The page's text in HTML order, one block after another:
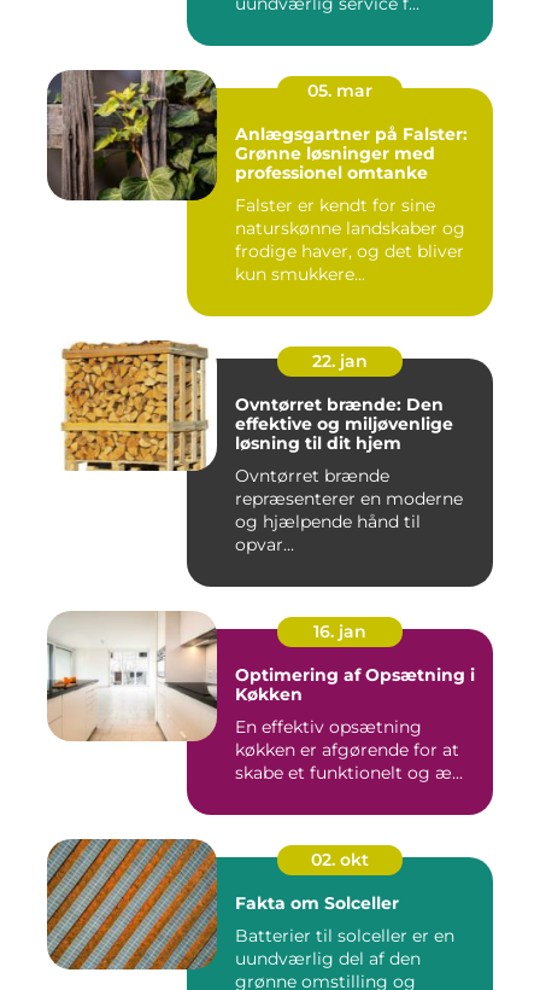
05. mar
Anlægsgartner på Falster:
Grønne løsninger med
professionel omtanke
Falster er kendt for sine
naturskønne landskaber og
frodige haver, og det bliver
kun smukkere...
22. jan
Ovntørret brænde: Den
effektive og miljøvenlige
løsning til dit hjem
Ovntørret brænde
repræsenterer en moderne
og hjælpende hånd til
opvar...
16. jan
Optimering af Opsætning i
Køkken
En effektiv opsætning
køkken er afgørende for at
skabe et funktionelt og æ...
02. okt
Fakta om Solceller
Batterier til solceller er en
uundværlig del af den
grønne omstilling og